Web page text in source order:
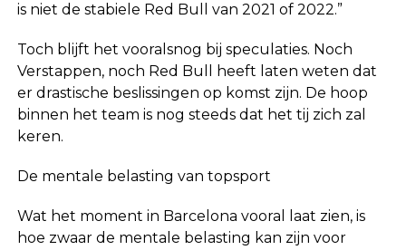
is niet de stabiele Red Bull van 2021 of 2022.”
Toch blijft het vooralsnog bij speculaties. Noch
Verstappen, noch Red Bull heeft laten weten dat
er drastische beslissingen op komst zijn. De hoop
binnen het team is nog steeds dat het tij zich zal
keren.
De mentale belasting van topsport
Wat het moment in Barcelona vooral laat zien, is
hoe zwaar de mentale belasting kan zijn voor